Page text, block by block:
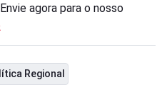
agora para o nosso
Regional